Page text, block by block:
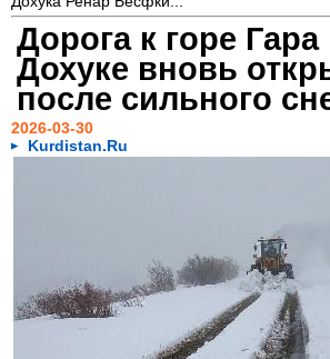
Дорога к горе Гара
Дохуке вновь
после сильного
2026-03-30
Kurdistan.Ru